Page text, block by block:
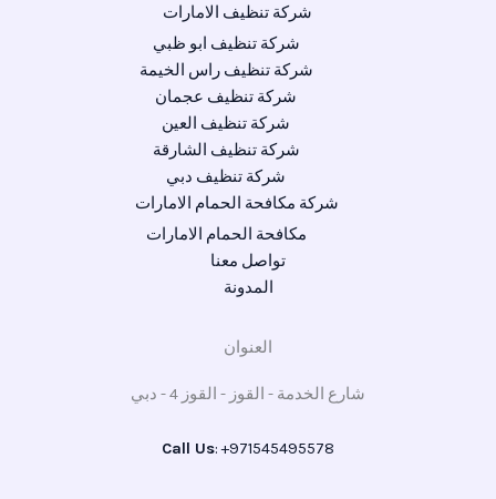
شركة تنظيف الامارات
شركة تنظيف ابو ظبي
شركة تنظيف راس الخيمة
شركة تنظيف عجمان
شركة تنظيف العين
شركة تنظيف الشارقة
شركة تنظيف دبي
شركة مكافحة الحمام الامارات
مكافحة الحمام الامارات
تواصل معنا
المدونة
العنوان
شارع الخدمة - القوز - القوز 4 - دبي
Call Us: +971545495578